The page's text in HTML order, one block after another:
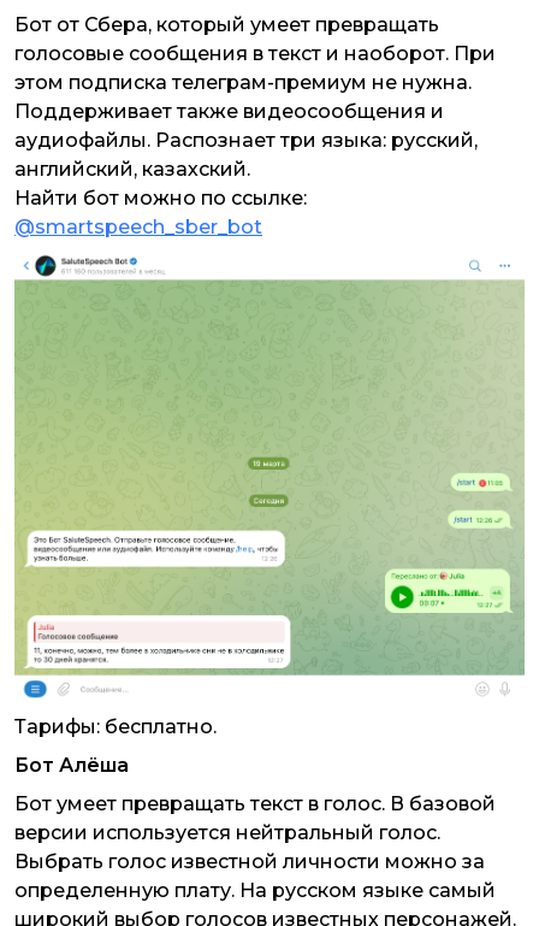
Бот от Сбера, который умеет превращать
голосовые сообщения в текст и наоборот. При
этом подписка телеграм-премиум не нужна.
Поддерживает также видеосообщения и
аудиофайлы. Распознает три языка: русский,
английский, казахский.
Найти бот можно по ссылке:
@smartspeech_sber_bot
Тарифы: бесплатно.
Бот Алёша
Бот умеет превращать текст в голос. В базовой
версии используется нейтральный голос.
Выбрать голос известной личности можно за
определенную плату. На русском языке самый
широкий выбор голосов известных персонажей.